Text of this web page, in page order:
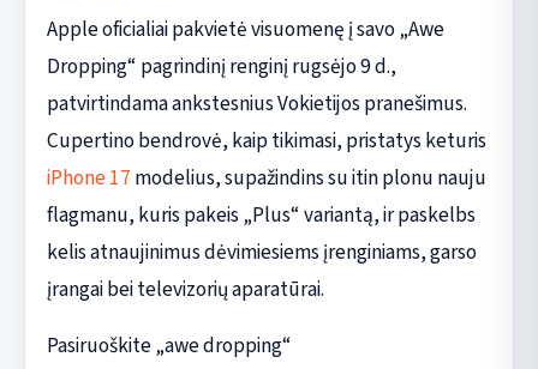
Apple oficialiai pakvietė visuomenę į savo „Awe
Dropping“ pagrindinį renginį rugsėjo 9 d.,
patvirtindama ankstesnius Vokietijos pranešimus.
Cupertino bendrovė, kaip tikimasi, pristatys keturis
iPhone 17 modelius, supažindins su itin plonu nauju
flagmanu, kuris pakeis „Plus“ variantą, ir paskelbs
kelis atnaujinimus dėvimiesiems įrenginiams, garso
įrangai bei televizorių aparatūrai.
Pasiruoškite „awe dropping“